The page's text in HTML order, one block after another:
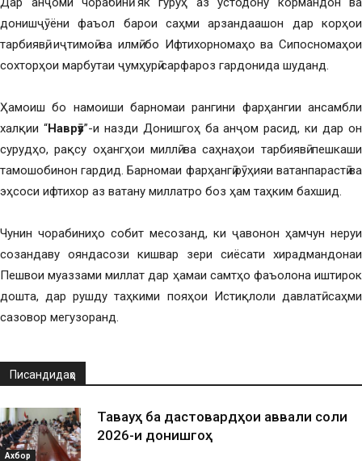
донишҷӯёни фаъол барои саҳми арзандаашон дар корҳои
тарбиявӣ, иҷтимоӣ ва илмӣ бо Ифтихорномаҳо ва Сипосномаҳои
сохторҳои марбутаи ҷумҳурӣ сарфароз гардонида шуданд.
Ҳамоиш бо намоиши барномаи рангини фарҳангии ансамбли
халқии “Наврӯз”-и назди Донишгоҳ ба анҷом расид, ки дар он
сурудҳо, рақсу оҳангҳои миллӣ ва саҳнаҳои тарбиявӣ пешкаши
тамошобинон гардид. Барномаи фарҳангӣ рӯҳияи ватанпарастӣ ва
эҳсоси ифтихор аз ватану миллатро боз ҳам таҳким бахшид.
Чунин чорабиниҳо собит месозанд, ки ҷавонон ҳамчун неруи
созандаву ояндасози кишвар зери сиёсати хирадмандонаи
Пешвои муаззами миллат дар ҳамаи самтҳо фаъолона иштирок
дошта, дар рушду таҳкими пояҳои Истиқлоли давлатӣ саҳми
сазовор мегузоранд.
Писандидаҳо
Ахбор
Таваҷҷуҳ ба дастовардҳои аввали соли
2026-и донишгоҳ